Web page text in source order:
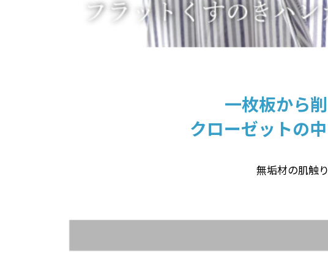
一枚板から
クローゼットの
無垢材の肌触